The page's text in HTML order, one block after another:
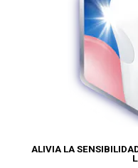
ALIVIA LA